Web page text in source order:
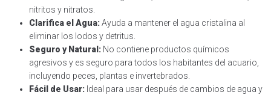
nitritos y nitratos.
Clarifica el Agua:Ayuda a mantener el agua cristalina al
eliminar los lodos y detritus.
Seguro y Natural: No contiene productos químicos
agresivos y es seguro para todos los habitantes del acuario,
incluyendo peces, plantas e invertebrados.
Fácil de Usar: Ideal para usar después de cambios de agua y